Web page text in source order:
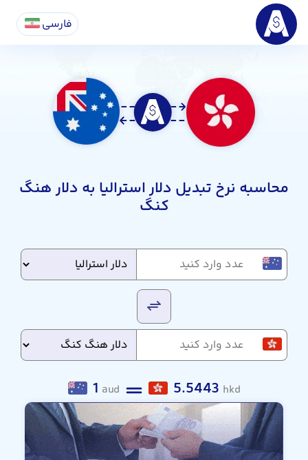
فارسی
محاسبه نرخ تبدیل دلار استرالیا به دلار هنگ
کنگ
1 aud 5.5443 hkd